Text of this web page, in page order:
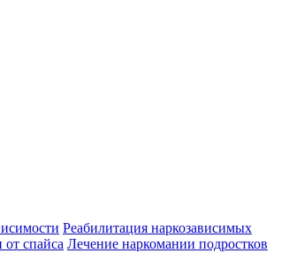
Реабилитация наркозависимых
спайса Лечение наркомании подростков